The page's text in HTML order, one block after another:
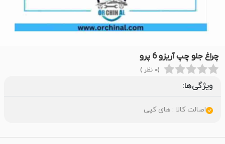
چراغ جلو چپ آریزو 6 پرو
(0 نظر )
ویژگی‌ها:
اصالت کالا : های کپی